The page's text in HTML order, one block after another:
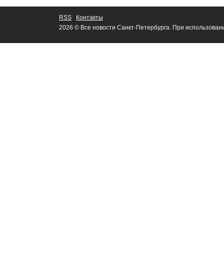
RSS
Контакты
2026 © Все новости Санкт-Петербурга. При